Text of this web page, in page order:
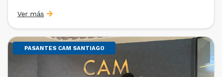
Universidad Católica de Chile y Magíster en Economía
de la Universidad de Chicago) y María Luisa Petitpas
[…]
Ver más
PASANTES CAM SANTIAGO